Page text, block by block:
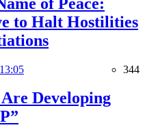
to Halt Hostilities
344
Developing